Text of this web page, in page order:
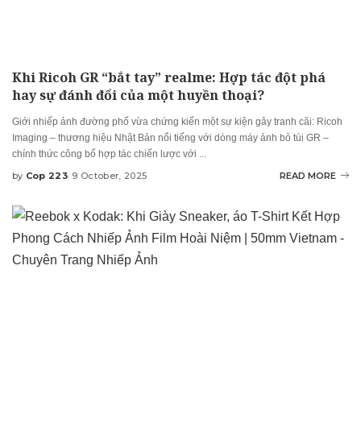
Khi Ricoh GR “bắt tay” realme: Hợp tác đột phá
hay sự đánh đổi của một huyền thoại?
Giới nhiếp ảnh đường phố vừa chứng kiến một sự kiện gây tranh cãi: Ricoh
Imaging – thương hiệu Nhật Bản nổi tiếng với dòng máy ảnh bỏ túi GR –
chính thức công bố hợp tác chiến lược với
Posted
by Cop 223 9 October, 2025 READ MORE